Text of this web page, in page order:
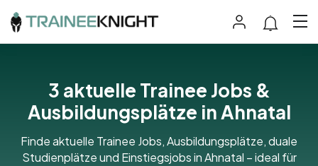
3 aktuelle Trainee Jobs &
Ausbildungsplätze in Ahnatal
Finde aktuelle Trainee Jobs, Ausbildungsplätze, duale
Studienplätze und Einstiegsjobs in Ahnatal – ideal für